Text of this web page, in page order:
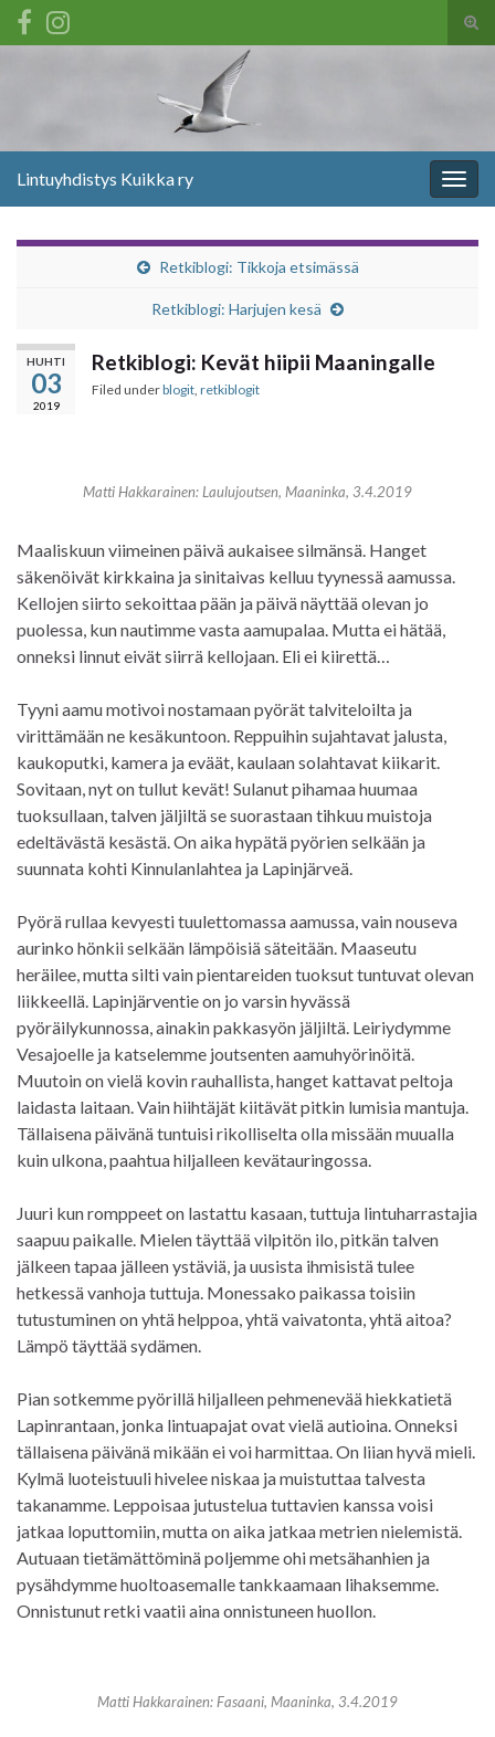
Lintuyhdistys Kuikka ry
Retkiblogi: Tikkoja etsimässä
Retkiblogi: Harjujen kesä
HUHTI
03
2019
Retkiblogi: Kevät hiipii Maaningalle
Filed underblogit retkiblogit
Matti Hakkarainen: Laulujoutsen, Maaninka, 3.4.2019
Maaliskuun viimeinen päivä aukaisee silmänsä. Hanget
säkenöivät kirkkaina ja sinitaivas kelluu tyynessä aamussa.
Kellojen siirto sekoittaa pään ja päivä näyttää olevan jo
puolessa, kun nautimme vasta aamupalaa. Mutta ei hätää,
onneksi linnut eivät siirrä kellojaan. Eli ei kiirettä…
Tyyni aamu motivoi nostamaan pyörät talviteloilta ja
virittämään ne kesäkuntoon. Reppuihin sujahtavat jalusta,
kaukoputki, kamera ja eväät, kaulaan solahtavat kiikarit.
Sovitaan, nyt on tullut kevät! Sulanut pihamaa huumaa
tuoksullaan, talven jäljiltä se suorastaan tihkuu muistoja
edeltävästä kesästä. On aika hypätä pyörien selkään ja
suunnata kohti Kinnulanlahtea ja Lapinjärveä.
Pyörä rullaa kevyesti tuulettomassa aamussa, vain nouseva
aurinko hönkii selkään lämpöisiä säteitään. Maaseutu
heräilee, mutta silti vain pientareiden tuoksut tuntuvat olevan
liikkeellä. Lapinjärventie on jo varsin hyvässä
pyöräilykunnossa, ainakin pakkasyön jäljiltä. Leiriydymme
Vesajoelle ja katselemme joutsenten aamuhyörinöitä.
Muutoin on vielä kovin rauhallista, hanget kattavat peltoja
laidasta laitaan. Vain hiihtäjät kiitävät pitkin lumisia mantuja.
Tällaisena päivänä tuntuisi rikolliselta olla missään muualla
kuin ulkona, paahtua hiljalleen kevätauringossa.
Juuri kun romppeet on lastattu kasaan, tuttuja lintuharrastajia
saapuu paikalle. Mielen täyttää vilpitön ilo, pitkän talven
jälkeen tapaa jälleen ystäviä, ja uusista ihmisistä tulee
hetkessä vanhoja tuttuja. Monessako paikassa toisiin
tutustuminen on yhtä helppoa, yhtä vaivatonta, yhtä aitoa?
Lämpö täyttää sydämen.
Pian sotkemme pyörillä hiljalleen pehmenevää hiekkatietä
Lapinrantaan, jonka lintuapajat ovat vielä autioina. Onneksi
tällaisena päivänä mikään ei voi harmittaa. On liian hyvä mieli.
Kylmä luoteistuuli hivelee niskaa ja muistuttaa talvesta
takanamme. Leppoisaa jutustelua tuttavien kanssa voisi
jatkaa loputtomiin, mutta on aika jatkaa metrien nielemistä.
Autuaan tietämättöminä poljemme ohi metsähanhien ja
pysähdymme huoltoasemalle tankkaamaan lihaksemme.
Onnistunut retki vaatii aina onnistuneen huollon.
Matti Hakkarainen: Fasaani, Maaninka, 3.4.2019